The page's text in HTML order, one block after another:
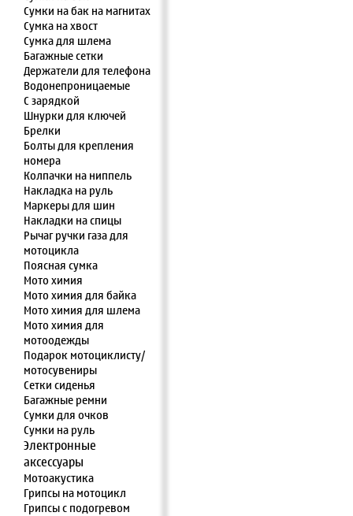
Сумки на бак на магнитах
Сумка на хвост
Сумка для шлема
Багажные сетки
Держатели для телефона
Водонепроницаемые
С зарядкой
Шнурки для ключей
Брелки
Болты для крепления
номера
Колпачки на ниппель
Накладка на руль
Маркеры для шин
Накладки на спицы
Рычаг ручки газа для
мотоцикла
Поясная сумка
Мото химия
Мото химия для байка
Мото химия для шлема
Мото химия для
мотоодежды
Подарок мотоциклисту/
мотосувениры
Сетки сиденья
Багажные ремни
Сумки для очков
Сумки на руль
Электронные
аксессуары
Мотоакустика
Грипсы на мотоцикл
Грипсы с подогревом